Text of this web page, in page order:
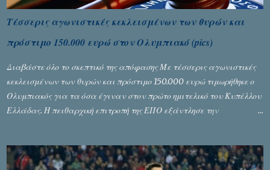
Τέσσερις αγωνιστικές κεκλεισμένων των θυρών και
πρόστιμο 150.000 ευρώ στον Ολυμπιακό (pics)
Διαβάστε όλο το σκεπτικό της απόφασης Με τέσσερις αγωνιστικές
κεκλεισμένων των θυρών και πρόστιμο 150.000 ευρώ τιμωρήθηκε ο
Ολυμπιακός για τα όσα έγιναν στον πρώτο ημιτελικό του Κυπέλλου
Ελλάδας. Η πειθαρχική επιτροπή της ΕΠΟ εξάντλησε την
αφαίρεσης βαθμών, όπως απαιτούσαν, αφού κάτι τέτοιο δεν ήταν